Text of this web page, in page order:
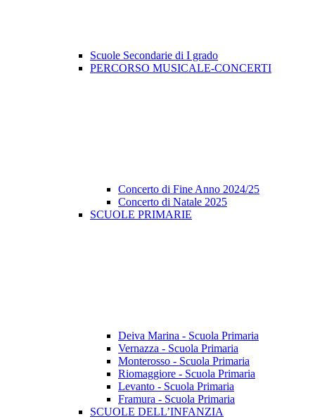
Scuole Secondarie di I grado
PERCORSO MUSICALE-CONCERTI
Concerto di Fine Anno 2024/25
Concerto di Natale 2025
SCUOLE PRIMARIE
Deiva Marina - Scuola Primaria
Vernazza - Scuola Primaria
Monterosso - Scuola Primaria
Riomaggiore - Scuola Primaria
Levanto - Scuola Primaria
Framura - Scuola Primaria
SCUOLE DELL’INFANZIA